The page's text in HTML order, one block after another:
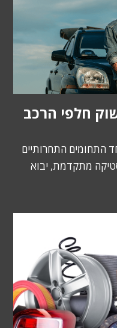
חלפי הרכב
התחומים התחרותיים
מתקדמת, יבוא